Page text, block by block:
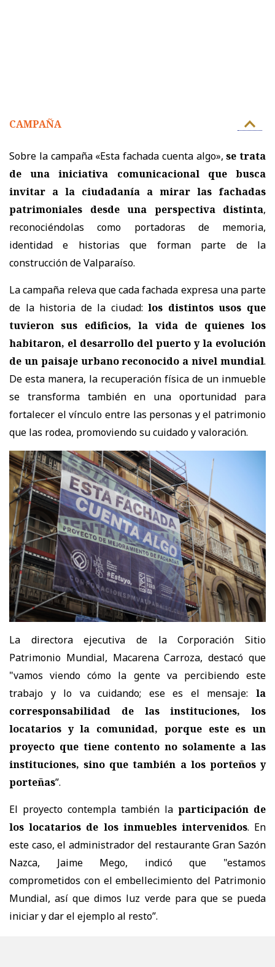
CAMPAÑA
Sobre la campaña «Esta fachada cuenta algo»,se trata
de una iniciativa comunicacional que busca
invitar a la ciudadanía a mirar las fachadas
patrimoniales desde una perspectiva distinta,
reconociéndolas como portadoras de memoria,
identidad e historias que forman parte de la
construcción de Valparaíso.
La campaña releva que cada fachada expresa una parte
de la historia de la ciudad:los distintos usos que
tuvieron sus edificios, la vida de quienes los
habitaron, el desarrollo del puerto y la evolución
de un paisaje urbano reconocido a nivel mundial.
De esta manera, la recuperación física de un inmueble
se transforma también en una oportunidad para
fortalecer el vínculo entre las personas y el patrimonio
que las rodea, promoviendo su cuidado y valoración.
La directora ejecutiva de la Corporación Sitio
Patrimonio Mundial, Macarena Carroza, destacó que
"vamos viendo cómo la gente va percibiendo este
trabajo y lo va cuidando; ese es el mensaje: la
corresponsabilidad de las instituciones, los
locatarios y la comunidad, porque este es un
proyecto que tiene contento no solamente a las
instituciones, sino que también a los porteños y
porteñas”.
El proyecto contempla también la participación de
los locatarios de los inmuebles intervenidos. En
este caso, el administrador del restaurante Gran Sazón
Nazca, Jaime Mego, indicó que "estamos
comprometidos con el embellecimiento del Patrimonio
Mundial, así que dimos luz verde para que se pueda
iniciar y dar el ejemplo al resto”.